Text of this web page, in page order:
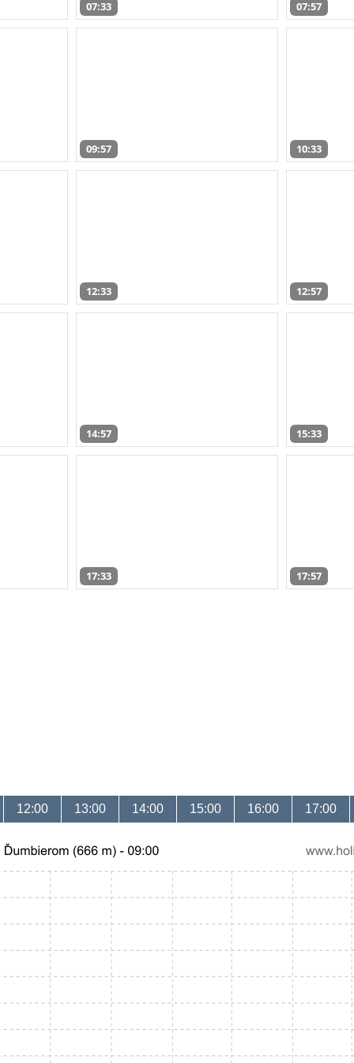
07:33 07:57
09:57 10:33
12:33 12:57
14:57 15:33
17:33 17:57
12:00 13:00 14:00 15:00 16:00 17:00